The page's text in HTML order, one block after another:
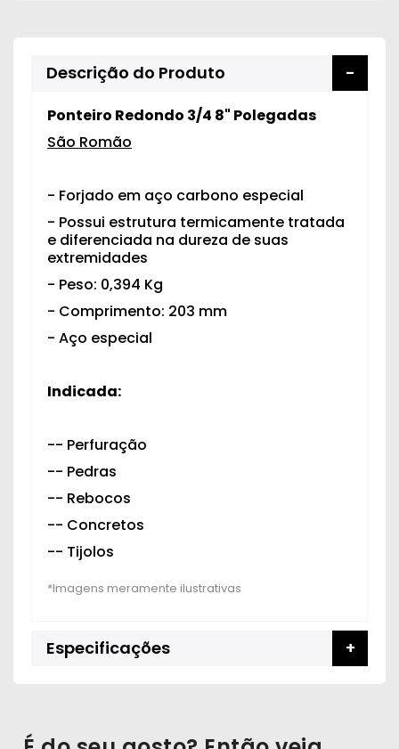
Descrição do Produto
Ponteiro Redondo 3/4 8" Polegadas
São Romão
- Forjado em aço carbono especial
- Possui estrutura termicamente tratada
e diferenciada na dureza de suas
extremidades
- Peso: 0,394 Kg
- Comprimento: 203 mm
- Aço especial
Indicada:
-- Perfuração
-- Pedras
-- Rebocos
-- Concretos
-- Tijolos
Especificações